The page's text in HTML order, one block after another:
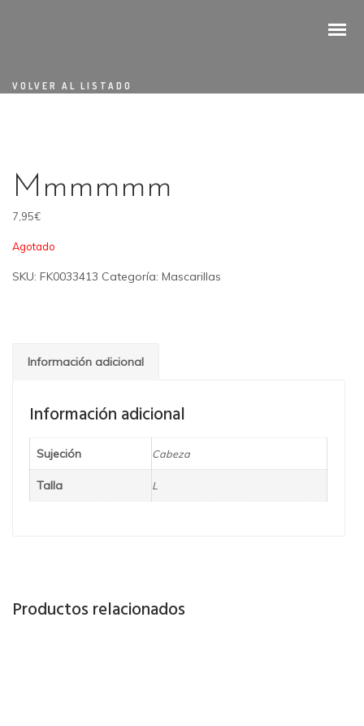
VOLVER AL LISTADO
Mmmmmm
7,95€
Agotado
SKU: FK0033413 Categoría: Mascarillas
Información adicional
Información adicional
Sujeción Cabeza
Talla L
Productos relacionados